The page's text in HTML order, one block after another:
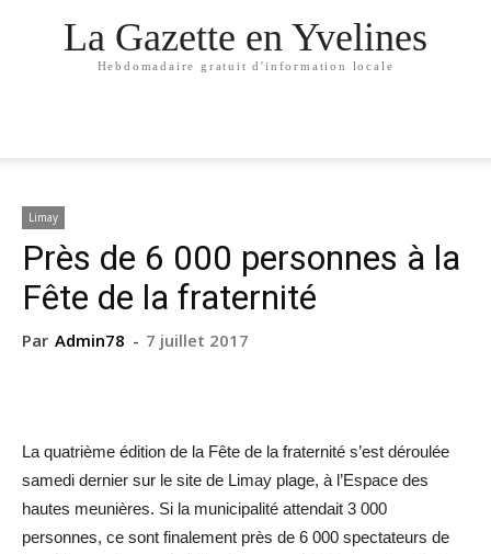
La Gazette en Yvelines
Hebdomadaire gratuit d'information locale
Limay
Près de 6 000 personnes à la
Fête de la fraternité
Par Admin78 - 7 juillet 2017
La quatrième édition de la Fête de la fraternité s’est déroulée
samedi dernier sur le site de Limay plage, à l’Espace des
hautes meunières. Si la municipalité attendait 3 000
personnes, ce sont finalement près de 6 000 spectateurs de